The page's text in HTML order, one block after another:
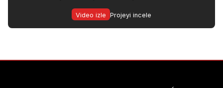
Video izle Projeyi incele